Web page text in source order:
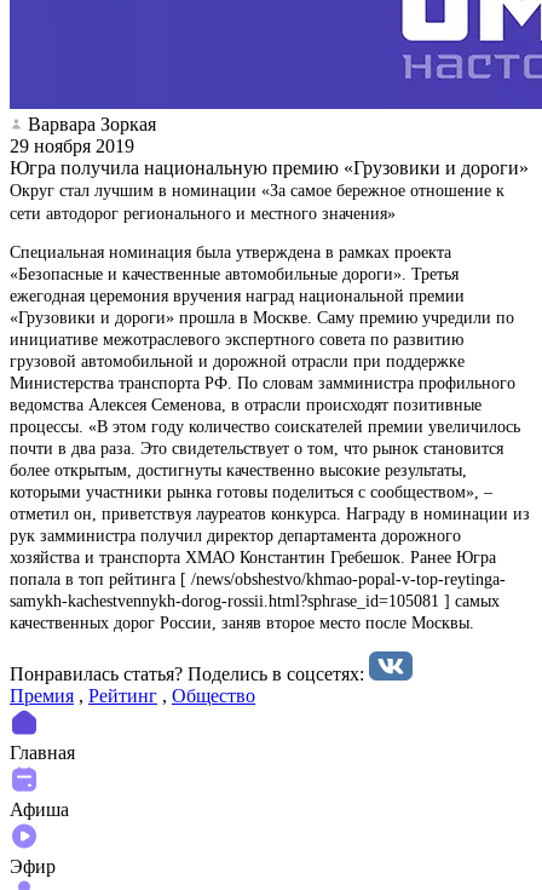
Варвара Зоркая
29 ноября 2019
Югра получила национальную премию «Грузовики и дороги»
Округ стал лучшим в номинации «За самое бережное отношение к
сети автодорог регионального и местного значения»
Специальная номинация была утверждена в рамках проекта
«Безопасные и качественные автомобильные дороги». Третья
ежегодная церемония вручения наград национальной премии
«Грузовики и дороги» прошла в Москве. Саму премию учредили по
инициативе межотраслевого экспертного совета по развитию
грузовой автомобильной и дорожной отрасли при поддержке
Министерства транспорта РФ. По словам замминистра профильного
ведомства Алексея Семенова, в отрасли происходят позитивные
процессы. «В этом году количество соискателей премии увеличилось
почти в два раза. Это свидетельствует о том, что рынок становится
более открытым, достигнуты качественно высокие результаты,
которыми участники рынка готовы поделиться с сообществом», –
отметил он, приветствуя лауреатов конкурса. Награду в номинации из
рук замминистра получил директор департамента дорожного
хозяйства и транспорта ХМАО Константин Гребешок. Ранее Югра
попала в топ рейтинга [ /news/obshestvo/khmao-popal-v-top-reytinga-
samykh-kachestvennykh-dorog-rossii.html?sphrase_id=105081 ] самых
качественных дорог России, заняв второе место после Москвы.
Понравилась статья? Поделиcь в соцсетях:
Премия , Рейтинг , Общество
Главная
Афиша
Эфир